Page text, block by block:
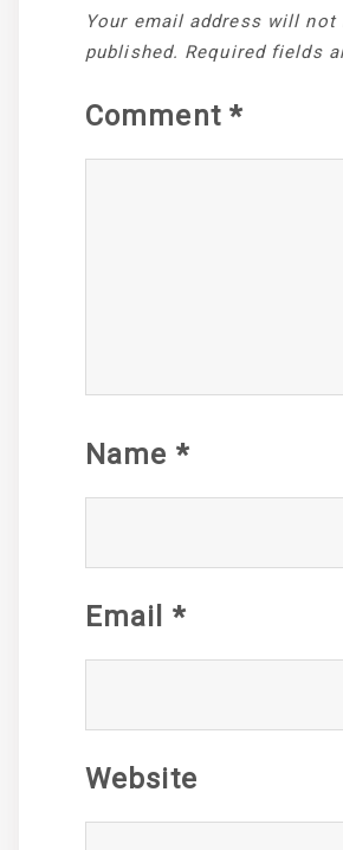
Your email address will not
published. Required fields
Comment *
Name *
Email *
Website